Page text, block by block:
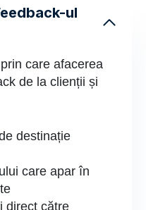
ul
care afacerea
de la clienții și
destinație
care apar în
direct către